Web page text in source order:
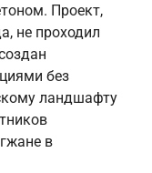
Проект,
не проходил
без
ландшафту
в